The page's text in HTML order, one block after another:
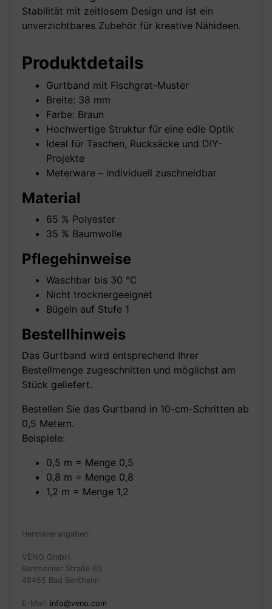
Stabilität mit zeitlosem Design und ist ein
unverzichtbares Zubehör für kreative Nähideen.
Produktdetails
Gurtband mit Fischgrat-Muster
Breite: 38 mm
Farbe: Braun
Hochwertige Struktur für eine edle Optik
Ideal für Taschen, Rucksäcke und DIY-
Projekte
Meterware – individuell zuschneidbar
Material
65 % Polyester
35 % Baumwolle
Pflegehinweise
Waschbar bis 30 °C
Nicht trocknergeeignet
Bügeln auf Stufe 1
Bestellhinweis
Das Gurtband wird entsprechend Ihrer
Bestellmenge zugeschnitten und möglichst am
Stück geliefert.
Bestellen Sie das Gurtband in 10-cm-Schritten ab
0,5 Metern.
Beispiele:
0,5 m = Menge 0,5
0,8 m = Menge 0,8
1,2 m = Menge 1,2
Herstellerangaben:
VENO GmbH
Bentheimer Straße 65
48455 Bad Bentheim
E-Mail: info@veno.com